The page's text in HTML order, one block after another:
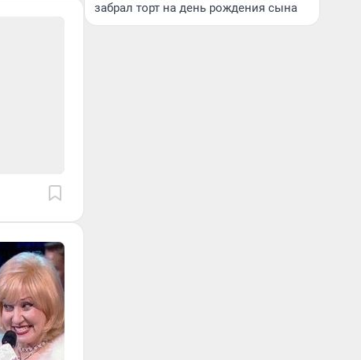
забрал торт на день рождения сына